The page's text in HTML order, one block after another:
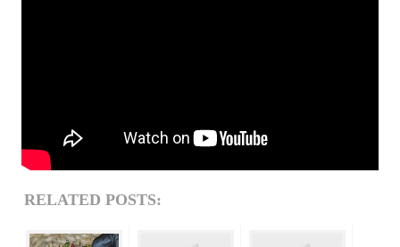
RELATED POSTS: